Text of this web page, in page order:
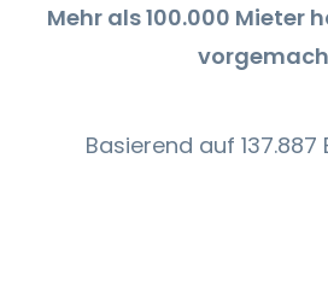
Mehr als 100.000 Mieter
Basierend auf 137.887